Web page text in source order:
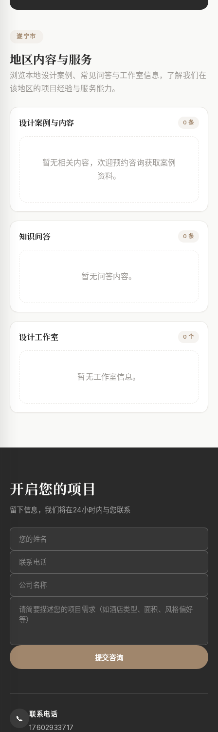
遂宁市
地区内容与服务
浏览本地设计案例、常见问答与工作室信息，了解我们在
该地区的项目经验与服务能力。
设计案例与内容 0 条
暂无相关内容，欢迎预约咨询获取案例
资料。
知识问答 0 条
暂无问答内容。
设计工作室 0 个
暂无工作室信息。
开启您的项目
留下信息，我们将在24小时内与您联系
提交咨询
📞 联系电话
17602933717